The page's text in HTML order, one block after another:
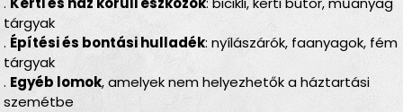
tárgyak
. Építési és bontási hulladék: nyílászárók, faanyagok, fém
tárgyak
. Egyéb lomok, amelyek nem helyezhetők a háztartási
szemétbe